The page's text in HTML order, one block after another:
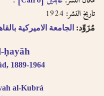
ḥayāh
1889-1964
al-Kubrá
تاريخ النشر:
مُزَوِّد: الجامعة الاميركية